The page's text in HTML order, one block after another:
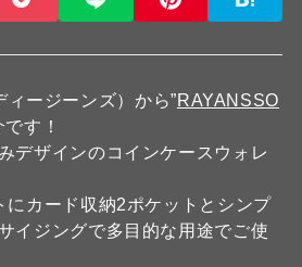
ィージーンズ）から”RAYANSSO
す！
デザインのコインケースウォレ
にカード収納2ポケットとシンプ
イジングで多目的な用途でご使